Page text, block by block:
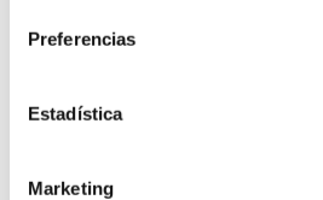
Preferencias
Estadística
Marketing
Related Posts